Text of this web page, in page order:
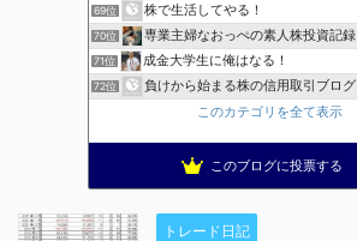
69位 株で生活してやる！
70位 専業主婦なおっぺの素人株投資記録
71位 成金大学生に俺はなる！
72位
負けから始まる株の信用取引ブログ
このカテゴリを全て表示
このブログに投票する
トレード日記